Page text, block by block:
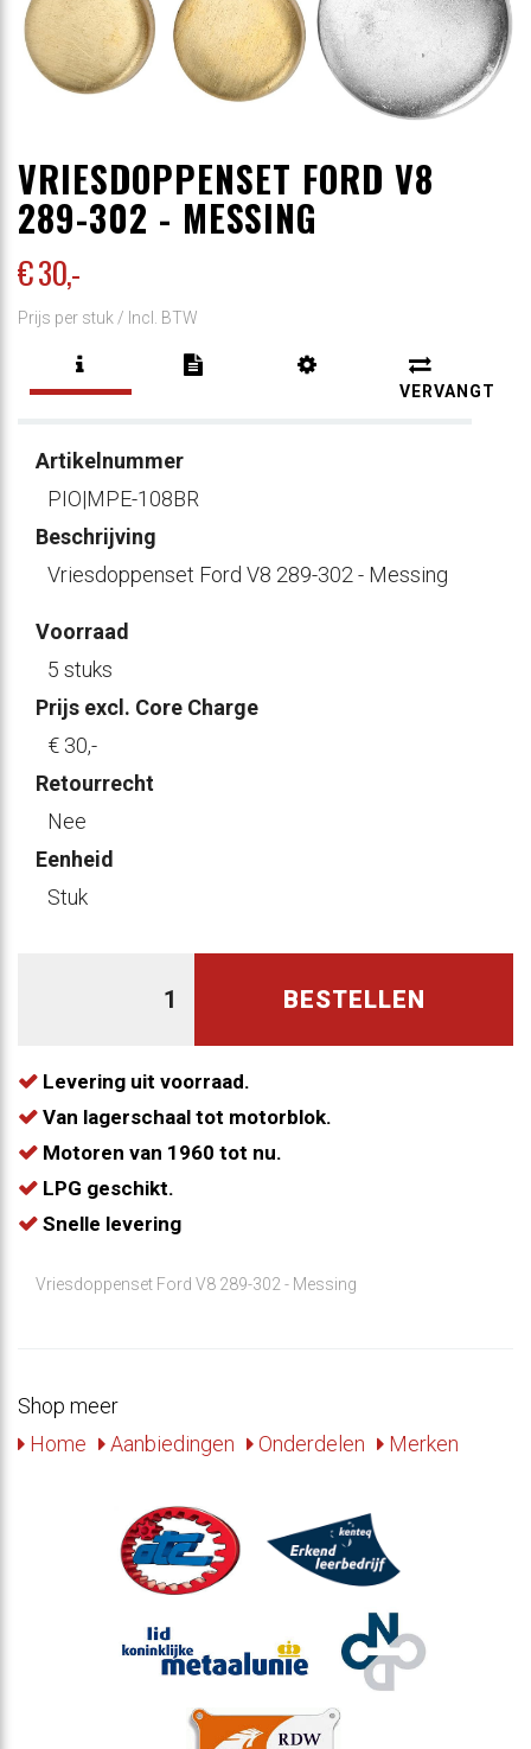
VRIESDOPPENSET FORD V8
289-302 - MESSING
€ 30,-
Prijs per stuk / Incl. BTW
VERVANGT
Artikelnummer
PIO|MPE-108BR
Beschrijving
Vriesdoppenset Ford V8 289-302 - Messing
Voorraad
5 stuks
Prijs excl. Core Charge
€ 30,-
Retourrecht
Nee
Eenheid
Stuk
BESTELLEN
Levering uit voorraad.
Van lagerschaal tot motorblok.
Motoren van 1960 tot nu.
LPG geschikt.
Snelle levering
Vriesdoppenset Ford V8 289-302 - Messing
Shop meer
Home
Aanbiedingen Onderdelen Merken